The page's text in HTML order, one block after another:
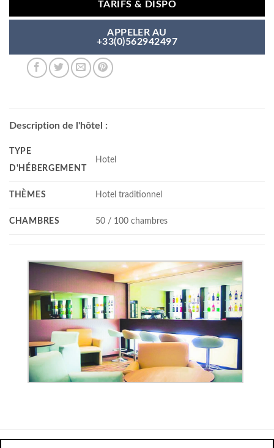
TARIFS & DISPO
APPELER AU
+33(0)562942497
Description de l'hôtel :
TYPE
D'HÉBERGEMENT
Hotel
THÈMES Hotel traditionnel
CHAMBRES 50 / 100 chambres